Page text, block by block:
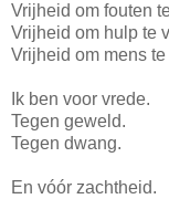
Vrijheid om fouten
Vrijheid om hulp te
Vrijheid om mens
Ik ben voor vrede.
Tegen geweld.
Tegen dwang.
En vóór zachtheid.